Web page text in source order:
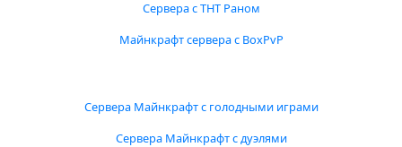
Сервера с ТНТ Раном
Майнкрафт сервера с BoxPvP
Сервера Майнкрафт с голодными играми
Сервера Майнкрафт с дуэлями